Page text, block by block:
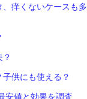
痒くないケースも多
供にも使える？
安値と効果を調査